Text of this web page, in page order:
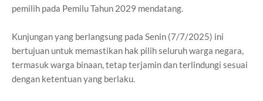
pemilih pada Pemilu Tahun 2029 mendatang.
Kunjungan yang berlangsung pada Senin (7/7/2025) ini
bertujuan untuk memastikan hak pilih seluruh warga negara,
termasuk warga binaan, tetap terjamin dan terlindungi sesuai
dengan ketentuan yang berlaku.